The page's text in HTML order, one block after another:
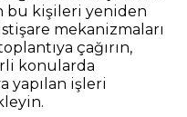
bu kişileri yeniden
mekanizmaları
çağırın,
konularda
yapılan işleri